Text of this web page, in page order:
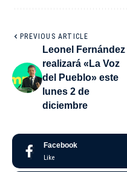
PREVIOUS ARTICLE
Leonel Fernández
realizará «La Voz
del Pueblo» este
lunes 2 de
diciembre
Facebook
Like